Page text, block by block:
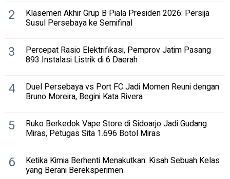
2 Klasemen Akhir Grup B Piala Presiden 2026: Persija
Susul Persebaya ke Semifinal
3 Percepat Rasio Elektrifikasi, Pemprov Jatim Pasang
893 Instalasi Listrik di 6 Daerah
4 Duel Persebaya vs Port FC Jadi Momen Reuni dengan
Bruno Moreira, Begini Kata Rivera
5 Ruko Berkedok Vape Store di Sidoarjo Jadi Gudang
Miras, Petugas Sita 1.696 Botol Miras
6 Ketika Kimia Berhenti Menakutkan: Kisah Sebuah Kelas
yang Berani Bereksperimen